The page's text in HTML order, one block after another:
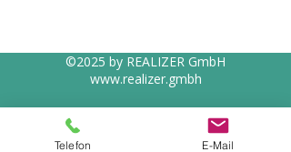
©2025 by REALIZER GmbH
www.realizer.gmbh
Impressum
Telefon E-Mail